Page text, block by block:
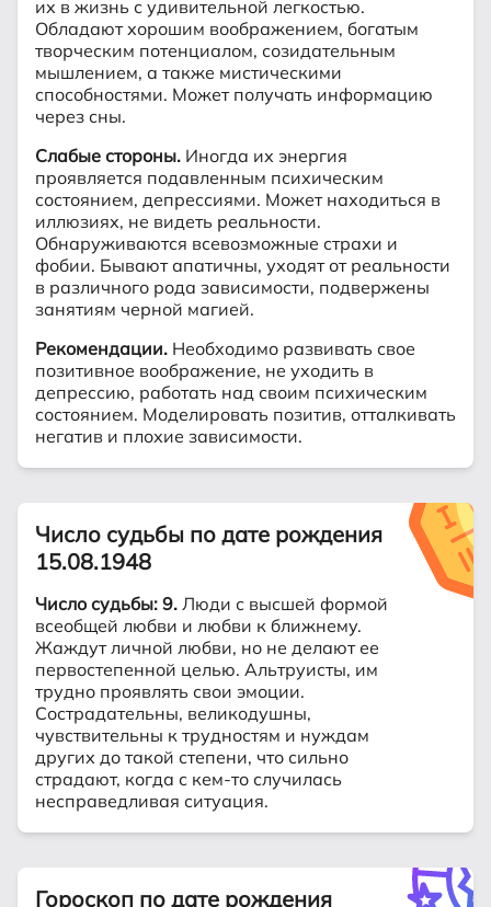
их в жизнь с удивительной легкостью.
Обладают хорошим воображением, богатым
творческим потенциалом, созидательным
мышлением, а также мистическими
способностями. Может получать информацию
через сны.
Слабые стороны. Иногда их энергия
проявляется подавленным психическим
состоянием, депрессиями. Может находиться в
иллюзиях, не видеть реальности.
Обнаруживаются всевозможные страхи и
фобии. Бывают апатичны, уходят от реальности
в различного рода зависимости, подвержены
занятиям черной магией.
Рекомендации. Необходимо развивать свое
позитивное воображение, не уходить в
депрессию, работать над своим психическим
состоянием. Моделировать позитив, отталкивать
негатив и плохие зависимости.
Число судьбы по дате рождения
15.08.1948
Число судьбы: 9. Люди с высшей формой
всеобщей любви и любви к ближнему.
Жаждут личной любви, но не делают ее
первостепенной целью. Альтруисты, им
трудно проявлять свои эмоции.
Сострадательны, великодушны,
чувствительны к трудностям и нуждам
других до такой степени, что сильно
страдают, когда с кем-то случилась
несправедливая ситуация.
Гороскоп по дате рождения